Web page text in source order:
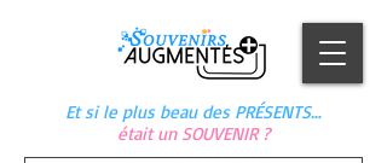
Et si le plus beau des PRÉSENTS…
était un SOUVENIR ?